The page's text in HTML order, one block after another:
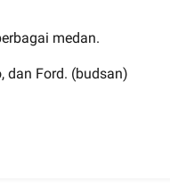
medan.
dan Ford. (budsan)